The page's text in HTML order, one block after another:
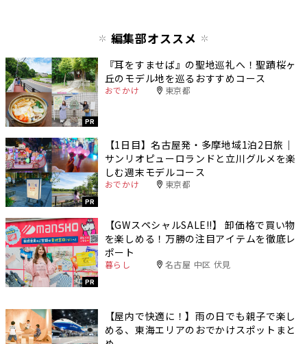
編集部オススメ
PR
『耳をすませば』の聖地巡礼へ！聖蹟桜ヶ
丘のモデル地を巡るおすすめコース
おでかけ 東京都
PR
【1日目】名古屋発・多摩地域1泊2日旅｜
サンリオピューロランドと立川グルメを楽
しむ週末モデルコース
おでかけ 東京都
PR
【GWスペシャルSALE‼︎】 卸価格で買い物
を楽しめる！万勝の注目アイテムを徹底レ
ポート
暮らし 名古屋 中区 伏見
【屋内で快適に！】雨の日でも親子で楽し
める、東海エリアのおでかけスポットまと